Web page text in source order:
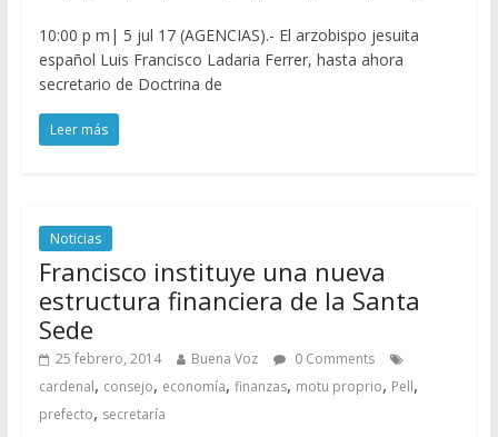
10:00 p m| 5 jul 17 (AGENCIAS).- El arzobispo jesuita
español Luis Francisco Ladaria Ferrer, hasta ahora
secretario de Doctrina de
Leer más
Noticias
Francisco instituye una nueva
estructura financiera de la Santa
Sede
25 febrero, 2014 Buena Voz
0 Comments
cardenal, consejo, economía, finanzas, motu proprio, Pell,
prefecto, secretaría